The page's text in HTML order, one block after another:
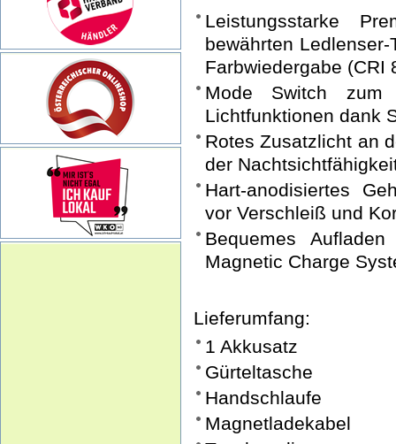
Leistungsstarke
bewährten
Farbwiedergabe (CRI
Mode Switch zum
Lichtfunktionen dank
Rotes Zusatzlicht an
der
Hart-anodisiertes
vor Verschleiß und
Bequemes
Magnetic Charge
Lieferumfang:
1 Akkusatz
Gürteltasche
Handschlaufe
Magnetladekabel